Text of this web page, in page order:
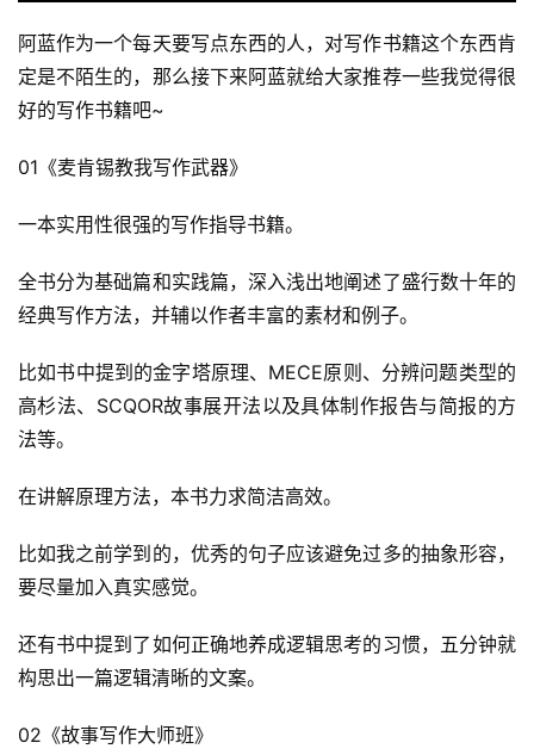
阿蓝作为一个每天要写点东西的人，对写作书籍这个东西肯
定是不陌生的，那么接下来阿蓝就给大家推荐一些我觉得很
好的写作书籍吧~
01《麦肯锡教我写作武器》
一本实用性很强的写作指导书籍。
全书分为基础篇和实践篇，深入浅出地阐述了盛行数十年的
经典写作方法，并辅以作者丰富的素材和例子。
比如书中提到的金字塔原理、MECE原则、分辨问题类型的
高杉法、SCQOR故事展开法以及具体制作报告与简报的方
法等。
在讲解原理方法，本书力求简洁高效。
比如我之前学到的，优秀的句子应该避免过多的抽象形容，
要尽量加入真实感觉。
还有书中提到了如何正确地养成逻辑思考的习惯，五分钟就
构思出一篇逻辑清晰的文案。
02《故事写作大师班》